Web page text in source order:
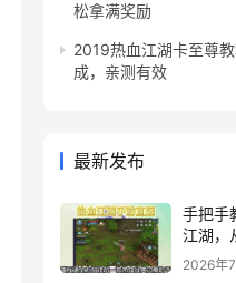
松拿满奖励
2019热血江湖卡至尊
成，亲测有效
最新发布
手把手
江湖，
2026年